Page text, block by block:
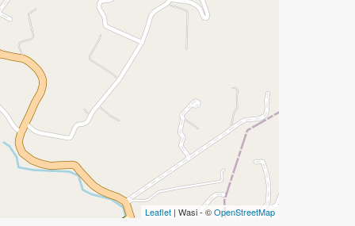
Leaflet | Wasi - ©OpenStreetMap